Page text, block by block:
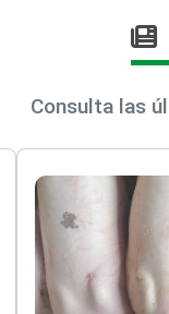
Consulta las